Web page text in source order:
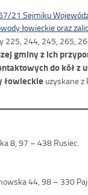
21 Sejmiku
łowieckie oraz
225, 244, 245, 265,
gminy z ich
do kół
łowieckie uzyskane z
8, 97 – 438 Rusiec.
44, 98 – 330